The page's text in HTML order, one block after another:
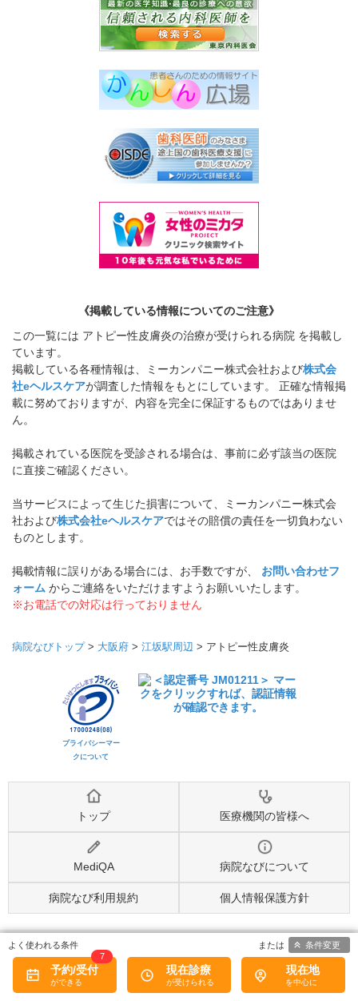
《掲載している情報についてのご注意》
この一覧には アトピー性皮膚炎の治療が受けられる病院 を掲載し
ています。
掲載している各種情報は、ミーカンパニー株式会社および株式会
社eヘルスケアが調査した情報をもとにしています。 正確な情報掲
載に努めておりますが、内容を完全に保証するものではありませ
ん。
掲載されている医院を受診される場合は、事前に必ず該当の医院
に直接ご確認ください。
当サービスによって生じた損害について、ミーカンパニー株式会
社および株式会社eヘルスケアではその賠償の責任を一切負わない
ものとします。
掲載情報に誤りがある場合には、お手数ですが、 お問い合わせフ
ォーム からご連絡をいただけますようお願いいたします。
※お電話での対応は行っておりません
病院なびトップ> 大阪府 > 江坂駅周辺 > アトピー性皮膚炎
プライバシーマー
クについて
トップ 医療機関の皆様へ
MediQA 病院なびについて
病院なび利用規約 個人情報保護方針
株式会社eヘルスケア, All rights reserved.
予約/受付
7
現在診療 現在地
条件変更